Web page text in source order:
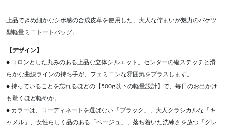
上品できめ細かなシボ感の合成皮革を使用した、大人な佇まいが魅力のバケツ
型軽量ミニトートバッグ。
【デザイン】
● コロンとした丸みのある上品な立体シルエット。センターの縦ステッチと滑
らかな曲線ラインの持ち手が、フェミニンな雰囲気をプラスします。
● 持っていることを忘れるほどの【500g以下の軽量設計】で、毎日のお出かけ
も驚くほど軽やか。
● カラーは、コーディネートを選ばない「ブラック」、大人クラシカルな「キ
ャメル」、女性らしく品のある「ベージュ」、落ち着いた洗練さを放つ「グレ